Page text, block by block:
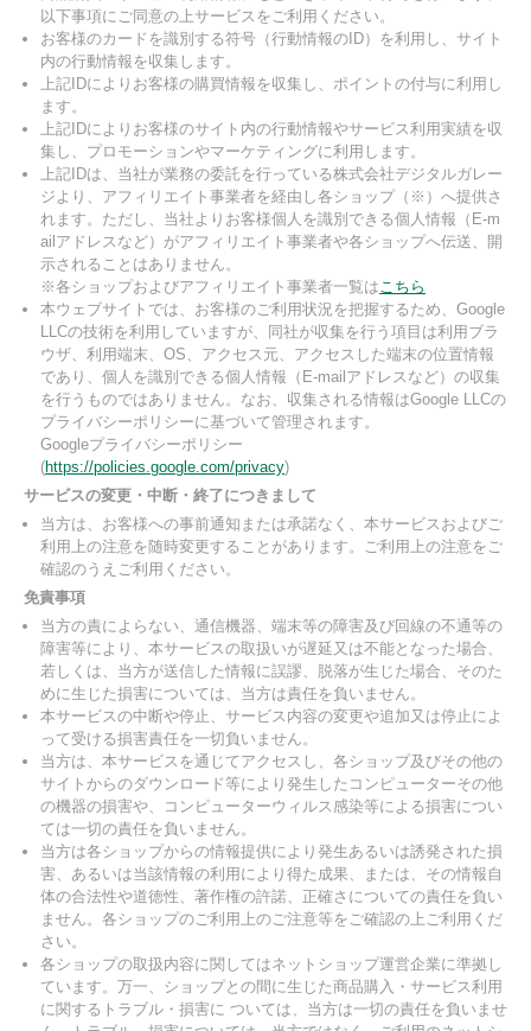
以下事項にご同意の上サービスをご利用ください。
お客様のカードを識別する符号（行動情報のID）を利用し、サイト
内の行動情報を収集します。
上記IDによりお客様の購買情報を収集し、ポイントの付与に利用し
ます。
上記IDによりお客様のサイト内の行動情報やサービス利用実績を収
集し、プロモーションやマーケティングに利用します。
上記IDは、当社が業務の委託を行っている株式会社デジタルガレー
ジより、アフィリエイト事業者を経由し各ショップ（※）へ提供さ
れます。ただし、当社よりお客様個人を識別できる個人情報（E-m
ailアドレスなど）がアフィリエイト事業者や各ショップへ伝送、開
示されることはありません。
※各ショップおよびアフィリエイト事業者一覧はこちら
本ウェブサイトでは、お客様のご利用状況を把握するため、Google
LLCの技術を利用していますが、同社が収集を行う項目は利用ブラ
ウザ、利用端末、OS、アクセス元、アクセスした端末の位置情報
であり、個人を識別できる個人情報（E-mailアドレスなど）の収集
を行うものではありません。なお、収集される情報はGoogle LLCの
プライバシーポリシーに基づいて管理されます。
Googleプライバシーポリシー
(https://policies.google.com/privacy)
サービスの変更・中断・終了につきまして
当方は、お客様への事前通知または承諾なく、本サービスおよびご
利用上の注意を随時変更することがあります。ご利用上の注意をご
確認のうえご利用ください。
免責事項
当方の責によらない、通信機器、端末等の障害及び回線の不通等の
障害等により、本サービスの取扱いが遅延又は不能となった場合、
若しくは、当方が送信した情報に誤謬、脱落が生じた場合、そのた
めに生じた損害については、当方は責任を負いません。
本サービスの中断や停止、サービス内容の変更や追加又は停止によ
って受ける損害責任を一切負いません。
当方は、本サービスを通じてアクセスし、各ショップ及びその他の
サイトからのダウンロード等により発生したコンピューターその他
の機器の損害や、コンピューターウィルス感染等による損害につい
ては一切の責任を負いません。
当方は各ショップからの情報提供により発生あるいは誘発された損
害、あるいは当該情報の利用により得た成果、または、その情報自
体の合法性や道徳性、著作権の許諾、正確さについての責任を負い
ません。各ショップのご利用上のご注意等をご確認の上ご利用くだ
さい。
各ショップの取扱内容に関してはネットショップ運営企業に準拠し
ています。万一、ショップとの間に生じた商品購入・サービス利用
に関するトラブル・損害に ついては、当方は一切の責任を負いませ